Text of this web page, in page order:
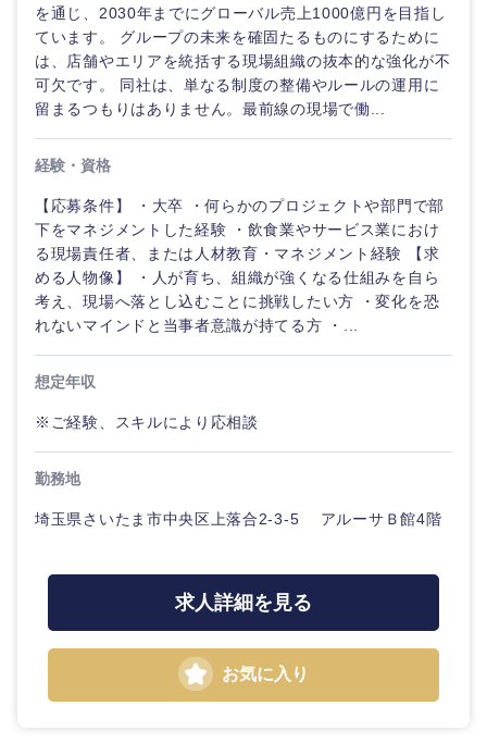
経営企
画・事業
企画
経営ボー
ド
SCM
人
すべての経営企画・事業企
画
事業企画・事業開発
事業管理
新規事業企画・立上げ
政策渉外
その他企画業務
経営企画・事業企画
経営ボード
管理
SCM
営業
サービス
クリエイティブ
商社・卸
エネルギー・資源・環境
自動車・機械・船舶
電気・電子・半導体
食品・化粧品・アパレル・消費財
メディカル・ヘルスケア・ライフサイエンス
北海道・東北地方
北海道 青森県
秋田県 岩手県
宮城県
希望年収
推奨年齢
20代 30代
40代 50代
こだわり条件を入力ください
スタートアップ企
業
を通じ、2030年までにグローバル売上1000億円を目指し
ています。 グループの未来を確固たるものにするために
は、店舗やエリアを統括する現場組織の抜本的な強化が不
可欠です。 同社は、単なる制度の整備やルールの運用に
留まるつもりはありません。最前線の現場で働...
経験・資格
【応募条件】 ・大卒 ・何らかのプロジェクトや部門で部
下をマネジメントした経験 ・飲食業やサービス業におけ
る現場責任者、または人材教育・マネジメント経験 【求
める人物像】 ・人が育ち、組織が強くなる仕組みを自ら
考え、現場へ落とし込むことに挑戦したい方 ・変化を恐
れないマインドと当事者意識が持てる方 ・...
想定年収
※ご経験、スキルにより応相談
勤務地
埼玉県さいたま市中央区上落合2-3-5 アルーサＢ館4階
求人詳細を見る
お気に入り